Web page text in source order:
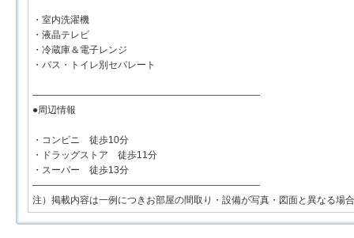
・室内洗濯機
・液晶テレビ
・冷蔵庫＆電子レンジ
・バス・トイレ別セパレート
――――――――――――――――――――――――
●周辺情報
・コンビニ 徒歩10分
・ドラッグストア 徒歩11分
・スーパー 徒歩13分
――――――――――――――――――――――――
注）掲載内容は一例につきお部屋の間取り・設備が写真・図面と異なる場